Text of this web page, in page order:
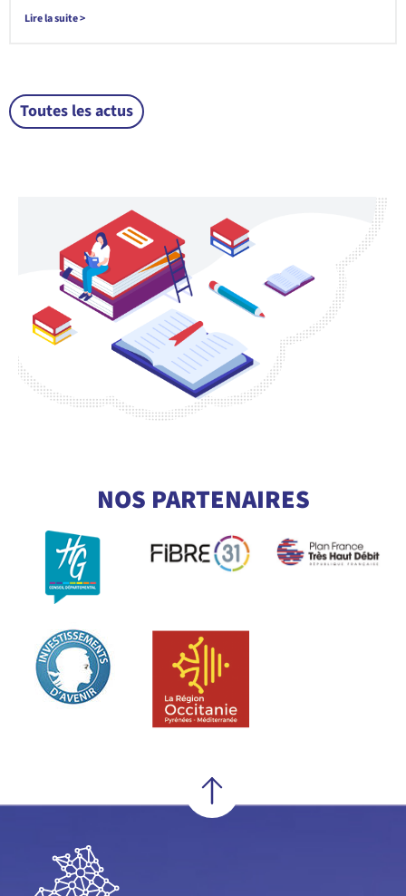
Lire la suite >
Toutes les actus
VOCABULAIRE DE LA FIBRE
En savoir +
NOS PARTENAIRES